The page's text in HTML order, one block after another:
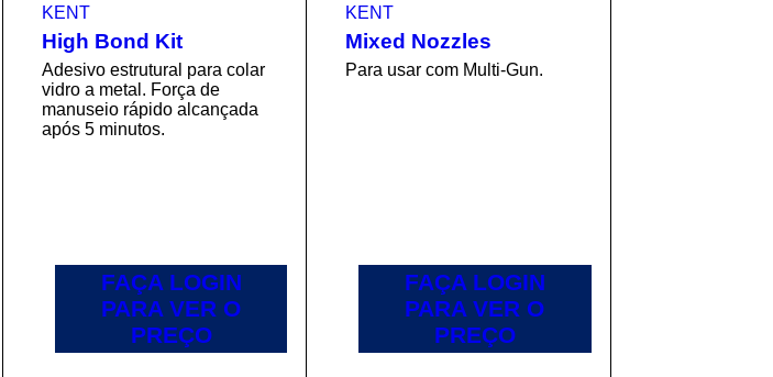
KENT
High Bond Kit
Adesivo estrutural para colar
vidro a metal. Força de
manuseio rápido alcançada
após 5 minutos.
FAÇA LOGIN
PARA VER O
PREÇO
KENT
Mixed Nozzles
Para usar com Multi-Gun.
FAÇA LOGIN
PARA VER O
PREÇO